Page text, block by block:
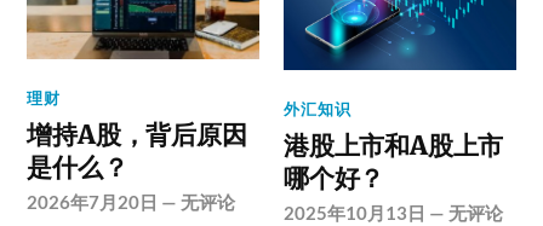
理财
增持A股，背后原因
是什么？
2026年7月20日 —无评论
外汇知识
港股上市和A股上市
哪个好？
2025年10月13日 —无评论